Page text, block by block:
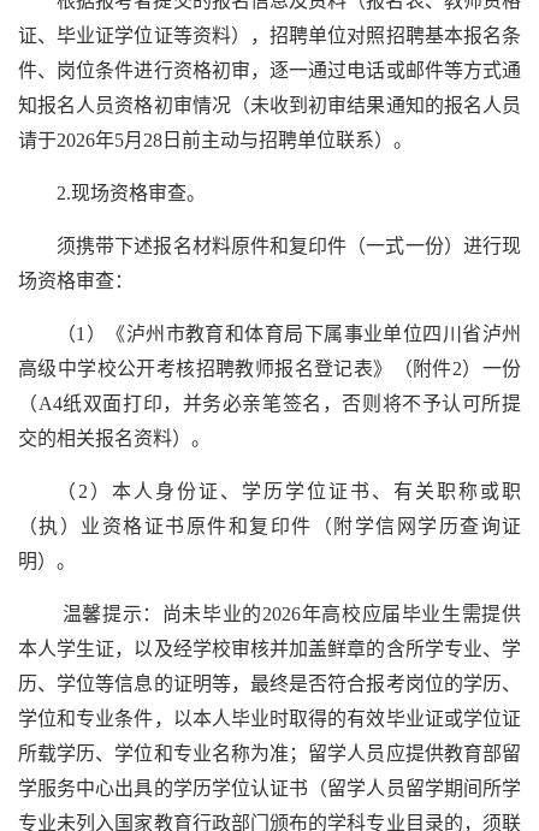
证、毕业证学位证等资料），招聘单位对照招聘基本报名条
件、岗位条件进行资格初审，逐一通过电话或邮件等方式通
知报名人员资格初审情况（未收到初审结果通知的报名人员
请于2026年5月28日前主动与招聘单位联系）。
2.现场资格审查。
须携带下述报名材料原件和复印件（一式一份）进行现
场资格审查：
（1）《泸州市教育和体育局下属事业单位四川省泸州
高级中学校公开考核招聘教师报名登记表》（附件2）一份
（A4纸双面打印，并务必亲笔签名，否则将不予认可所提
交的相关报名资料）。
（2）本人身份证、学历学位证书、有关职称或职
（执）业资格证书原件和复印件（附学信网学历查询证
明）。
温馨提示：尚未毕业的2026年高校应届毕业生需提供
本人学生证，以及经学校审核并加盖鲜章的含所学专业、学
历、学位等信息的证明等，最终是否符合报考岗位的学历、
学位和专业条件，以本人毕业时取得的有效毕业证或学位证
所载学历、学位和专业名称为准；留学人员应提供教育部留
学服务中心出具的学历学位认证书（留学人员留学期间所学
专业未列入国家教育行政部门颁布的学科专业目录的，须联